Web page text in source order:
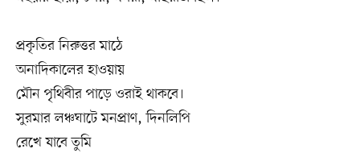
প্রকৃতির নিরুত্তর মাঠে
অনাদিকালের হাওয়ায়
মৌন পৃথিবীর পাড়ে ওরাই থাকবে।
সুরমার লঞ্চঘাটে মনপ্রাণ, দিনলিপি
রেখে যাবে তুমি